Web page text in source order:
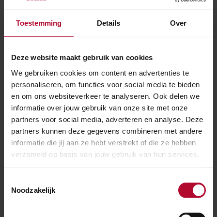
Toestemming Details Over
Deze website maakt gebruik van cookies
We gebruiken cookies om content en advertenties te
personaliseren, om functies voor social media te bieden
en om ons websiteverkeer te analyseren. Ook delen we
informatie over jouw gebruik van onze site met onze
partners voor social media, adverteren en analyse. Deze
partners kunnen deze gegevens combineren met andere
informatie die jij aan ze hebt verstrekt of die ze hebben
verzameld op basis van jouw gebruik van hun services.
Noodzakelijk
de toekomst. Waar nu dagelijks ruim 170 duizend
reizigers en bezoekers van de stationsfaciliteiten
gebruikmaken, zullen dit er aan het einde van het
draagt - ondergronds - ook metrostation Rotterdam
Centraal aan bij, inmiddels het op twee na drukste van
Nederland.
Toekomstbestendig is een gebouw alleen als er
voldoende aandacht is voor duurzaamheid. Zo leveren
de 70 duizend zonnepanelen op het dak van
Rotterdam Centraal 350 megawatt energie. Die
wordt onder andere ingezet voor roltrappen, liften en
koudeopslag om het gebouw duurzaam te verwarmen